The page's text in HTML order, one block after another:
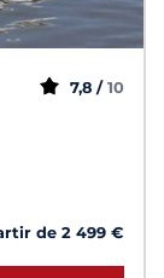
7,8 / 10
de 2 499 €